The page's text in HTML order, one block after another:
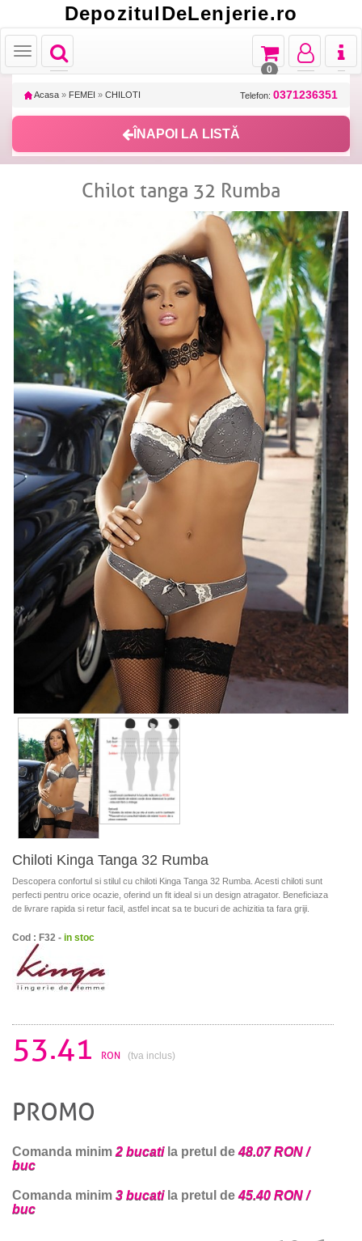
DepozitulDeLenjerie.ro
Toggle
navigation
Toggle
Toggle
navigation
Toggle
navigation
Toggle
navigation
0
Acasa » FEMEI » CHILOTI Telefon: 0371236351
ÎNAPOI LA LISTĂ
Chilot tanga 32 Rumba
Chiloti Kinga Tanga 32 Rumba
Descopera confortul si stilul cu chiloti Kinga Tanga 32 Rumba. Acesti chiloti sunt
perfecti pentru orice ocazie, oferind un fit ideal si un design atragator. Beneficiaza
de livrare rapida si retur facil, astfel incat sa te bucuri de achizitia ta fara griji.
Cod : F32 - in stoc
53.41 RON (tva inclus)
PROMO
Comanda minim 2 bucatila pretul de48.07 RON /
buc
Comanda minim 3 bucatila pretul de45.40 RON /
buc